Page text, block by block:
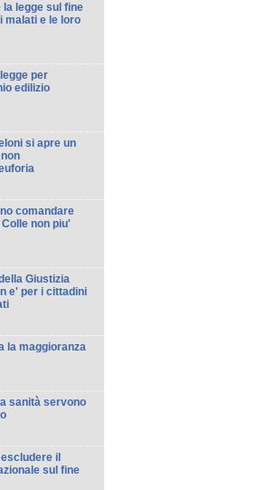
legge sul fine
malati e le loro
per
edilizio
si apre un
comandare
non piu'
Giustizia
e' per i cittadini
la maggioranza
sanità servono
il
sul fine